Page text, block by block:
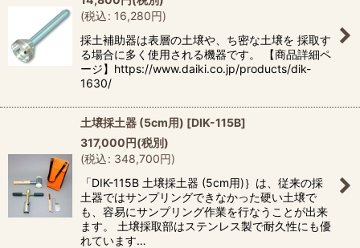
(税込: 16,280円)
採土補助器は表層の土壌や、ち密な土壌を 採取す
る場合に多く使用される機器です。 【商品詳細ペ
ージ】https://www.daiki.co.jp/products/dik-
1630/
土壌採土器 (5cm用) [DIK-115B]
317,000円(税別)
(税込: 348,700円)
「DIK-115B 土壌採土器 (5cm用)｝は、従来の採
土器ではサンプリングできなかった硬い土壌で
も、容易にサンプリング作業を行なうことが出来
ます。 土壌採取部はステンレス製で耐久性にも優
れています…